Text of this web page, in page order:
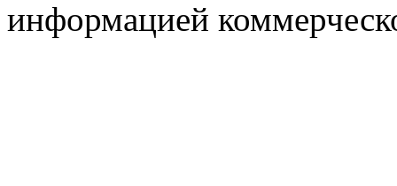
информацией